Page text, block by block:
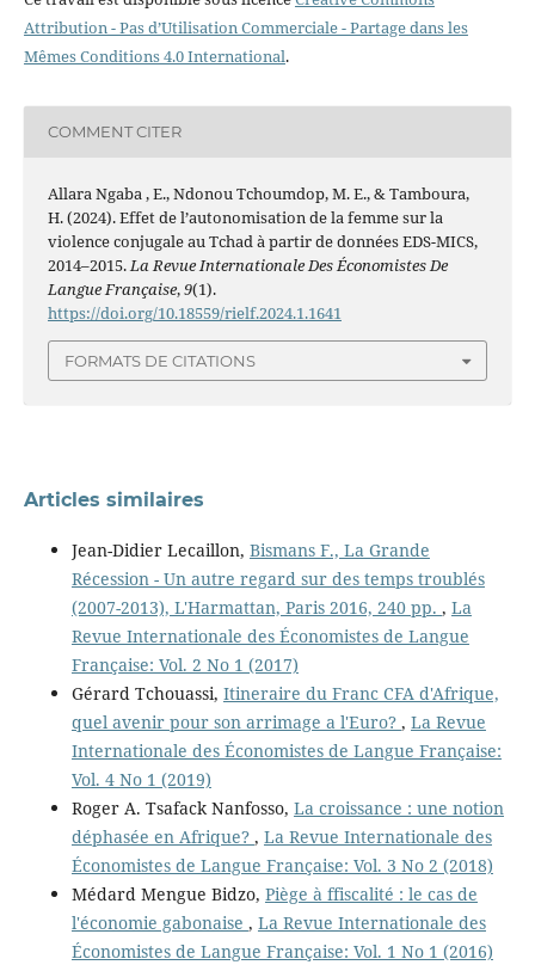
Attribution - Pas d’Utilisation Commerciale - Partage dans les
Mêmes Conditions 4.0 International.
COMMENT CITER
Allara Ngaba , E., Ndonou Tchoumdop, M. E., & Tamboura,
H. (2024). Effet de l’autonomisation de la femme sur la
violence conjugale au Tchad à partir de données EDS-MICS,
2014–2015.La Revue Internationale Des Économistes De
Langue Française,9(1).
https://doi.org/10.18559/rielf.2024.1.1641
FORMATS DE CITATIONS
Articles similaires
Jean-Didier Lecaillon, Bismans F., La Grande
Récession - Un autre regard sur des temps troublés
(2007-2013), L'Harmattan, Paris 2016, 240 pp. , La
Revue Internationale des Économistes de Langue
Française: Vol. 2 No 1 (2017)
Gérard Tchouassi, Itineraire du Franc CFA d'Afrique,
quel avenir pour son arrimage a l'Euro? , La Revue
Internationale des Économistes de Langue Française:
Vol. 4 No 1 (2019)
Roger A. Tsafack Nanfosso, La croissance : une notion
déphasée en Afrique? , La Revue Internationale des
Économistes de Langue Française: Vol. 3 No 2 (2018)
Médard Mengue Bidzo, Piège à ffiscalité : le cas de
l'économie gabonaise , La Revue Internationale des
Économistes de Langue Française: Vol. 1 No 1 (2016)